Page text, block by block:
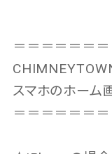
＝＝＝＝＝＝
スマホのホーム
＝＝＝＝＝＝